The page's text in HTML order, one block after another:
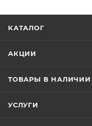
КАТАЛОГ
АКЦИИ
ТОВАРЫ В НАЛИЧИИ
УСЛУГИ